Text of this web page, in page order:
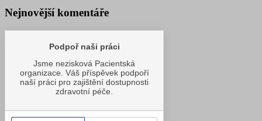
Nejnovější komentáře